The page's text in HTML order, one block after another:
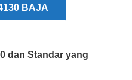
BAJA
dan Standar yang